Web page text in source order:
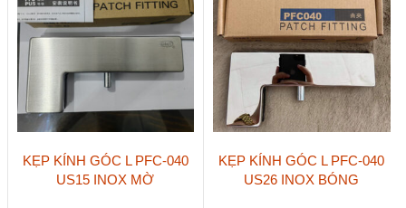
KẸP KÍNH GÓC L PFC-040
US15 INOX MỜ
KẸP KÍNH GÓC L PFC-040
US26 INOX BÓNG